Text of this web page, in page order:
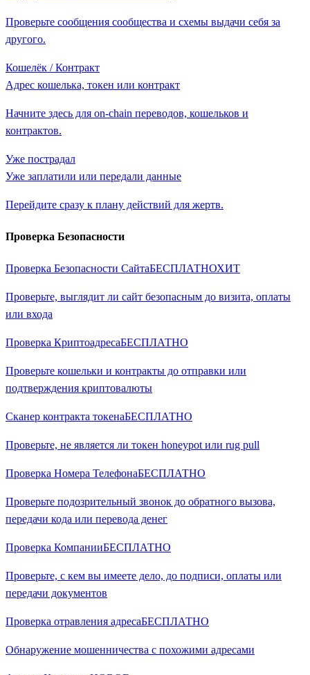
Проверьте сообщения сообщества и схемы выдачи себя за
другого.
Кошелёк / Контракт
Адрес кошелька, токен или контракт
Начните здесь для on-chain переводов, кошельков и
контрактов.
Уже пострадал
Уже заплатили или передали данные
Перейдите сразу к плану действий для жертв.
Проверка Безопасности
Проверка Безопасности СайтаБЕСПЛАТНОХИТ
Проверьте, выглядит ли сайт безопасным до визита, оплаты
или входа
Проверка КриптоадресаБЕСПЛАТНО
Проверьте кошельки и контракты до отправки или
подтверждения криптовалюты
Сканер контракта токенаБЕСПЛАТНО
Проверьте, не является ли токен honeypot или rug pull
Проверка Номера ТелефонаБЕСПЛАТНО
Проверьте подозрительный звонок до обратного вызова,
передачи кода или перевода денег
Проверка КомпанииБЕСПЛАТНО
Проверьте, с кем вы имеете дело, до подписи, оплаты или
передачи документов
Проверка отравления адресаБЕСПЛАТНО
Обнаружение мошенничества с похожими адресами